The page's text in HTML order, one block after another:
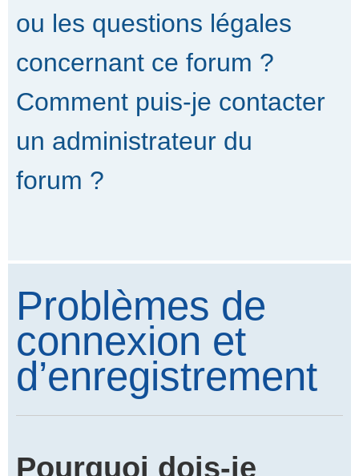
ou les questions légales
concernant ce forum ?
Comment puis-je contacter
un administrateur du
forum ?
Problèmes de
connexion et
d’enregistrement
Pourquoi dois-je